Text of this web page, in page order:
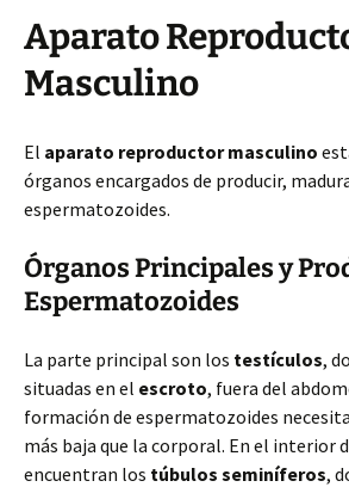
Aparato
Masculino
El aparato reproductor masculino
órganos encargados de producir,
espermatozoides.
Órganos Principales y
Espermatozoides
La parte principal son los testículos,
situadas en el escroto, fuera del
formación de espermatozoides
más baja que la corporal. En el interior
encuentran los túbulos seminíferos,